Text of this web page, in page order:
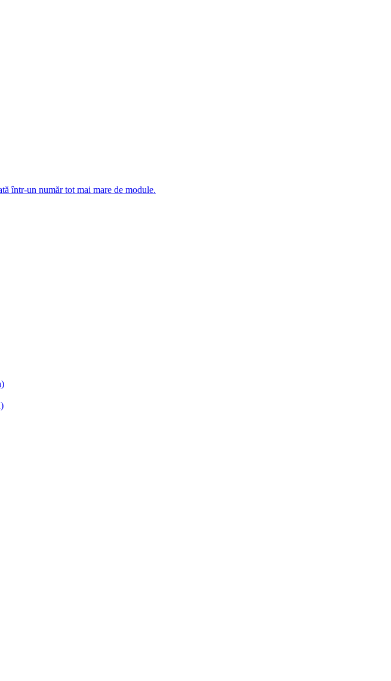
într-un număr tot mai mare de module.